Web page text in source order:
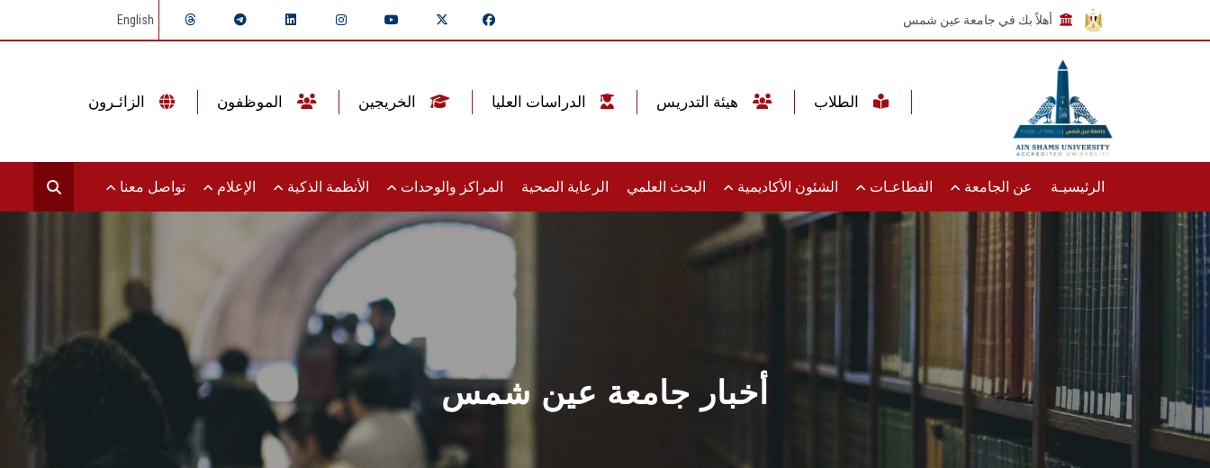
أهلاً بك في جامعة عين شمس English
الرئيسيـة عن الجامعة القطاعـات الشئون الأكاديمية البحث العلمي الرعاية الصحية المراكز والوحدات الأنظمة الذكية الإعلام تواصل معنا
أخبار جامعة عين شمس